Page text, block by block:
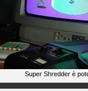
Super Shredder è